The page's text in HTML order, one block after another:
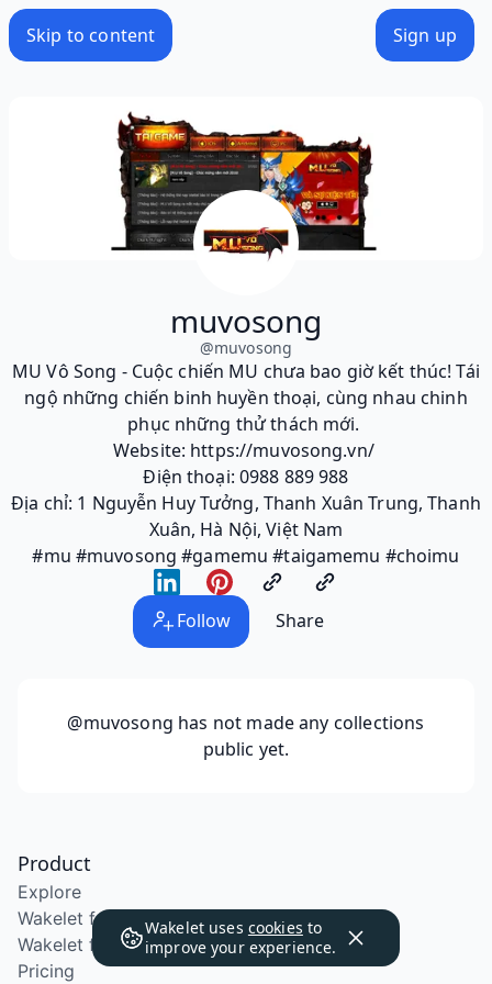
Skip to content Sign up
muvosong
@muvosong
MU Vô Song - Cuộc chiến MU chưa bao giờ kết thúc! Tái
ngộ những chiến binh huyền thoại, cùng nhau chinh
phục những thử thách mới.
Website: https://muvosong.vn/
Điện thoại: 0988 889 988
Địa chỉ: 1 Nguyễn Huy Tưởng, Thanh Xuân Trung, Thanh
Xuân, Hà Nội, Việt Nam
#mu #muvosong #gamemu #taigamemu #choimu
Follow Share
@muvosong has not made any collections
public yet.
Wakelet uses cookies to
improve your experience.
Product
Explore
Wakelet for Education
Wakelet for School Districts
Pricing